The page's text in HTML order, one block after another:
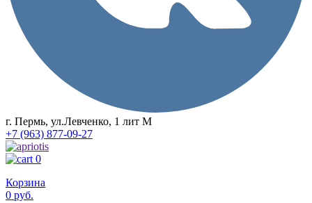
г. Пермь, ул.Левченко, 1 лит М
+7 (963) 877-09-27
0
Корзина
0 руб.